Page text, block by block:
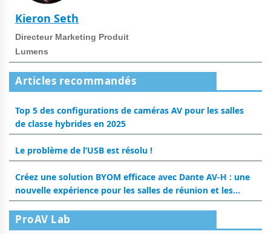
Kieron Seth
Directeur Marketing Produit
Lumens
Articles recommandés
Top 5 des configurations de caméras AV pour les salles
de classe hybrides en 2025
Le problème de l’USB est résolu !
Créez une solution BYOM efficace avec Dante AV-H : une
nouvelle expérience pour les salles de réunion et les
salles de classe
ProAV Lab